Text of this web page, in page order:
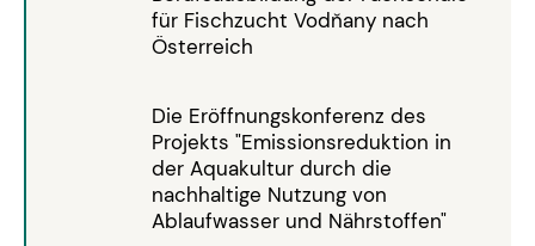
für Fischzucht Vodňany nach
Österreich
Die Eröffnungskonferenz des
Projekts "Emissionsreduktion in
der Aquakultur durch die
nachhaltige Nutzung von
Ablaufwasser und Nährstoffen"